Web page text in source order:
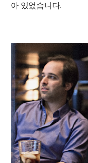
아 있었습니다.